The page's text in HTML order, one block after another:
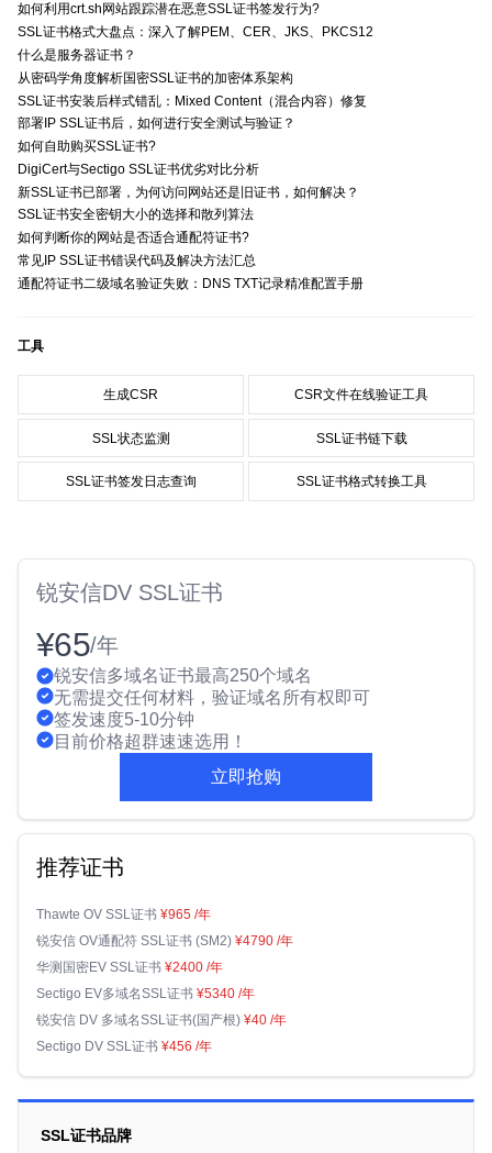
如何利用crt.sh网站跟踪潜在恶意SSL证书签发行为?
SSL证书格式大盘点：深入了解PEM、CER、JKS、PKCS12
什么是服务器证书？
从密码学角度解析国密SSL证书的加密体系架构
SSL证书安装后样式错乱：Mixed Content（混合内容）修复
部署IP SSL证书后，如何进行安全测试与验证？
如何自助购买SSL证书?
DigiCert与Sectigo SSL证书优劣对比分析
新SSL证书已部署，为何访问网站还是旧证书，如何解决？
SSL证书安全密钥大小的选择和散列算法
如何判断你的网站是否适合通配符证书?
常见IP SSL证书错误代码及解决方法汇总
通配符证书二级域名验证失败：DNS TXT记录精准配置手册
工具
生成CSR CSR文件在线验证工具
SSL状态监测 SSL证书链下载
SSL证书签发日志查询 SSL证书格式转换工具
锐安信DV SSL证书
¥65/年
锐安信多域名证书最高250个域名
无需提交任何材料，验证域名所有权即可
签发速度5-10分钟
目前价格超群速速选用！
立即抢购
推荐证书
Thawte OV SSL证书 ¥965 /年
锐安信 OV通配符 SSL证书 (SM2) ¥4790 /年
华测国密EV SSL证书 ¥2400 /年
Sectigo EV多域名SSL证书 ¥5340 /年
锐安信 DV 多域名SSL证书(国产根) ¥40 /年
Sectigo DV SSL证书 ¥456 /年
SSL证书品牌